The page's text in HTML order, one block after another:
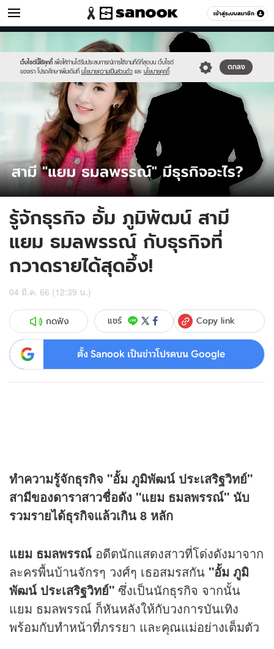
เข้าสู่ระบบสมาชิก
เศรษฐกิจ หมวดอื่นๆ
เว็บไซต์นี้ใช้คุกกี้ เพื่อให้ท่านได้รับประสบการณ์การใช้งานที่ดีที่สุดบน เว็บไซต์
ของเรา โปรดศึกษาเพิ่มเติมที่ นโยบายความเป็นส่วนตัว และ นโยบายคุกกี้
ตกลง
//s.isanook.com/sr/0/images/logo-
new-
sanook.png
//s.isanook.com/mn/0/ud/178/891151/who.jpg
รู้จักธุรกิจ อั้ม ภูมิพัฒน์ สามี
แยม ธมลพรรณ์ กับธุรกิจที่
กวาดรายได้สุดอึ้ง!
04 มี.ค. 66 (12:39 น.)
กดฟัง แชร์ Copy link
ตั้ง Sanook เป็นข่าวโปรดบน Google
ทำความรู้จักธุรกิจ "อั้ม ภูมิพัฒน์ ประเสริฐวิทย์"
สามีของดาราสาวชื่อดัง "แยม ธมลพรรณ์" นับ
รวมรายได้ธุรกิจแล้วเกิน 8 หลัก
แยม ธมลพรรณ์ อดีตนักแสดงสาวที่โด่งดังมาจาก
ละครพื้นบ้านจักรๆ วงศ์ๆ เธอสมรสกัน "อั้ม ภูมิ
พัฒน์ ประเสริฐวิทย์" ซึ่งเป็นนักธุรกิจ จากนั้น
แยม ธมลพรรณ์ ก็หันหลังให้กับวงการบันเทิง
พร้อมกับทำหน้าที่ภรรยา และคุณแม่อย่างเต็มตัว